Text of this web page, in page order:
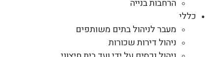
הרחבות בנייה
כללי
מעבר לניהול בתים משותפים
ניהול דירות שכורות